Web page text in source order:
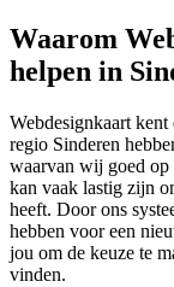
Waarom
helpen in
Webdesignkaart
regio Sinderen
waarvan wij goed op
kan vaak lastig zijn
heeft. Door ons
hebben voor een
jou om de keuze te
vinden.